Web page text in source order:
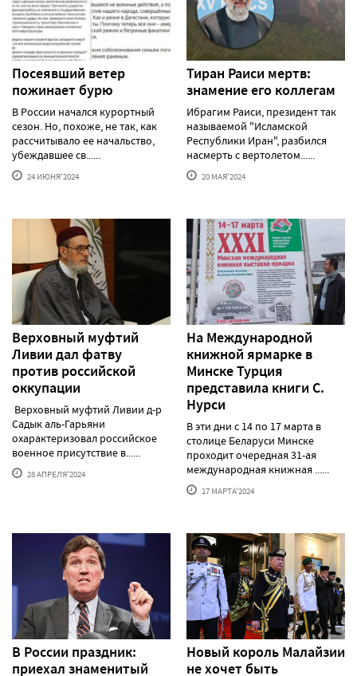
Посеявший ветер
пожинает бурю
В России начался курортный
сезон. Но, похоже, не так, как
рассчитывало ее начальство,
убеждавшее св......
24 ИЮНЯ'2024
Тиран Раиси мертв:
знамение его коллегам
Ибрагим Раиси, президент так
называемой "Исламской
Республики Иран", разбился
насмерть с вертолетом......
20 МАЯ'2024
Верховный муфтий
Ливии дал фатву
против российской
оккупации
Верховный муфтий Ливии д-р
Садык аль-Гарьяни
охарактеризовал российское
военное присутствие в......
28 АПРЕЛЯ'2024
На Международной
книжной ярмарке в
Минске Турция
представила книги С.
Нурси
В эти дни с 14 по 17 марта в
столице Беларуси Минске
проходит очередная 31-ая
международная книжная ......
17 МАРТА'2024
В России праздник:
приехал знаменитый
Новый король Малайзии
не хочет быть